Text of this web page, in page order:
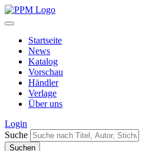
Startseite
News
Katalog
Vorschau
Händler
Verlage
Über uns
Login
Suche